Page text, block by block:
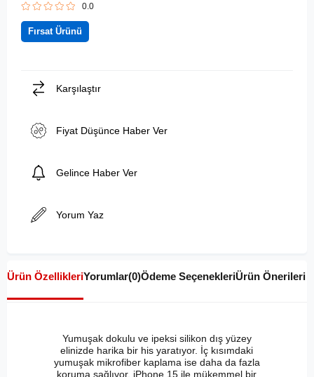
0.0
Fırsat Ürünü
Karşılaştır
Fiyat Düşünce Haber Ver
Gelince Haber Ver
Yorum Yaz
Ürün ÖzellikleriYorumlar(0)Ödeme SeçenekleriÜrün Önerileri
Yumuşak dokulu ve ipeksi silikon dış yüzey
elinizde harika bir his yaratıyor. İç kısımdaki
yumuşak mikrofiber kaplama ise daha da fazla
koruma sağlıyor. iPhone 15 ile mükemmel bir